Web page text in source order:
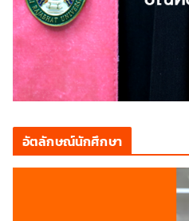
อัตลักษณ์นักศึกษา